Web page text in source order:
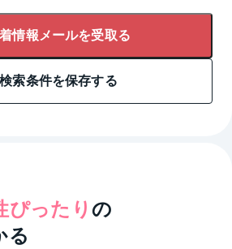
情報メールを受取る
検索条件を保存する
ぴったり の
る